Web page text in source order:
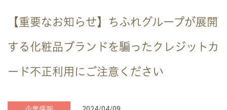
【重要なお知らせ】ちふれグループが展開
する化粧品ブランドを騙ったクレジットカ
ード不正利用にご注意ください